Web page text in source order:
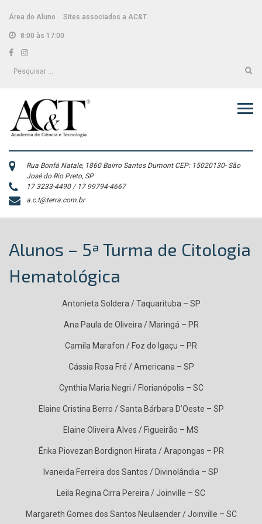
content
Área do Aluno Sites associados a AC&T
8:00 às 17:00
Facebook
Instagram
Pesquisar
Rua Bonfá Natale, 1860 Bairro Santos Dumont CEP: 15020130- São
José do Rio Preto, SP
17 3233-4490 / 17 99794-4667
a.c.t@terra.com.br
Alunos – 5ª Turma de Citologia
Hematológica
Antonieta Soldera / Taquarituba – SP
Ana Paula de Oliveira / Maringá – PR
Camila Marafon / Foz do Igaçu – PR
Cássia Rosa Fré / Americana – SP
Cynthia Maria Negri / Florianópolis – SC
Elaine Cristina Berro / Santa Bárbara D’Oeste – SP
Elaine Oliveira Alves / Figueirão – MS
Érika Piovezan Bordignon Hirata / Arapongas – PR
Ivaneida Ferreira dos Santos / Divinolândia – SP
Leila Regina Cirra Pereira / Joinville – SC
Margareth Gomes dos Santos Neulaender / Joinville – SC